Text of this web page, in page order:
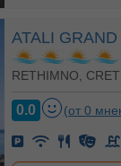
ATALI
RETHIMNO,
0.0 (от 0